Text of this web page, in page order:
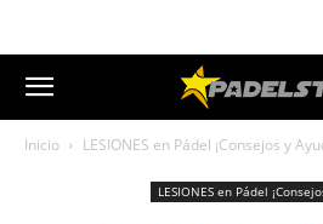
Inicio LESIONES en Pádel ¡Consejos y
LESIONES en Pádel